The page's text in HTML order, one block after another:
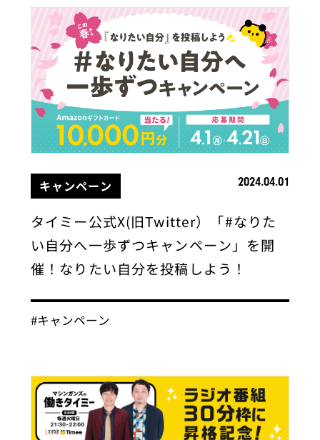
キャンペーン 2024.04.01
タイミー公式X(旧Twitter）「#なりた
い自分へ一歩ずつキャンペーン」を開
催！なりたい自分を投稿しよう！
#キャンペーン